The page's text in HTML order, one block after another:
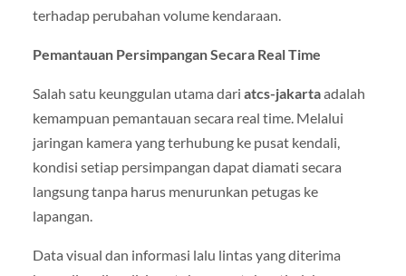
terhadap perubahan volume kendaraan.
Pemantauan Persimpangan Secara Real Time
Salah satu keunggulan utama dari atcs-jakartaadalah
kemampuan pemantauan secara real time. Melalui
jaringan kamera yang terhubung ke pusat kendali,
kondisi setiap persimpangan dapat diamati secara
langsung tanpa harus menurunkan petugas ke
lapangan.
Data visual dan informasi lalu lintas yang diterima